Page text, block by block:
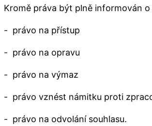
Kromě práva být plně informován
- právo na přístup
- právo na opravu
- právo na výmaz
- právo vznést námitku proti
- právo na odvolání souhlasu.